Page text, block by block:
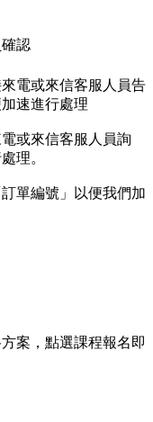
認
電或來信客服人員告
速進行處理
或來信客服人員詢
理。
單編號」以便我們加
案，點選課程報名即